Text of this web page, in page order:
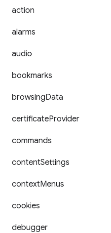
action
alarms
audio
bookmarks
browsingData
certificateProvider
commands
contentSettings
contextMenus
cookies
debugger